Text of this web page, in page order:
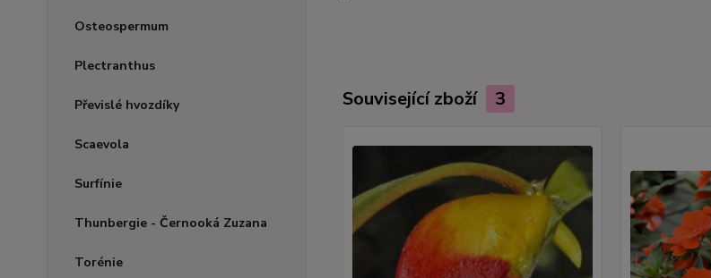
Osteospermum
Plectranthus
Převislé hvozdíky
Scaevola
Surfínie
Thunbergie - Černooká Zuzana
Torénie
Související zboží 3